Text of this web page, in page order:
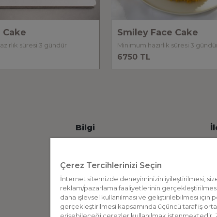
Minimum hazırlık süresi 3 gündür
Smiley Face Cake
Minimum hazırlık süresi 3
6750 TL
Bilgi
Ticari Elektronik İleti Aydınlatma Metni
Üyelik Aydınlatma Metni
Çerez Aydınlatma Metni
Anlık İletişim Aydınlatma Metni
Çerez Tercihlerinizi Seçin
İnternet sitemizde deneyiminizin iyileştirilmesi,
reklam/pazarlama faaliyetlerinin
daha işlevsel kullanılması ve geliştirilebilmesi için
gerçekleştirilmesi kapsamında üçüncü taraf iş